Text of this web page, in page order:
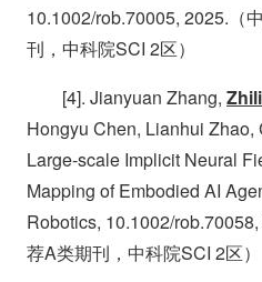
10.1002/rob.70005, 2025.（
刊，中科院SCI 2区）
[4]. Jianyuan Zhang,
Hongyu Chen, Lianhui Zhao,
Large-scale Implicit Neural
Mapping of Embodied AI
Robotics, 10.1002/
荐A类期刊，中科院SCI 2区）